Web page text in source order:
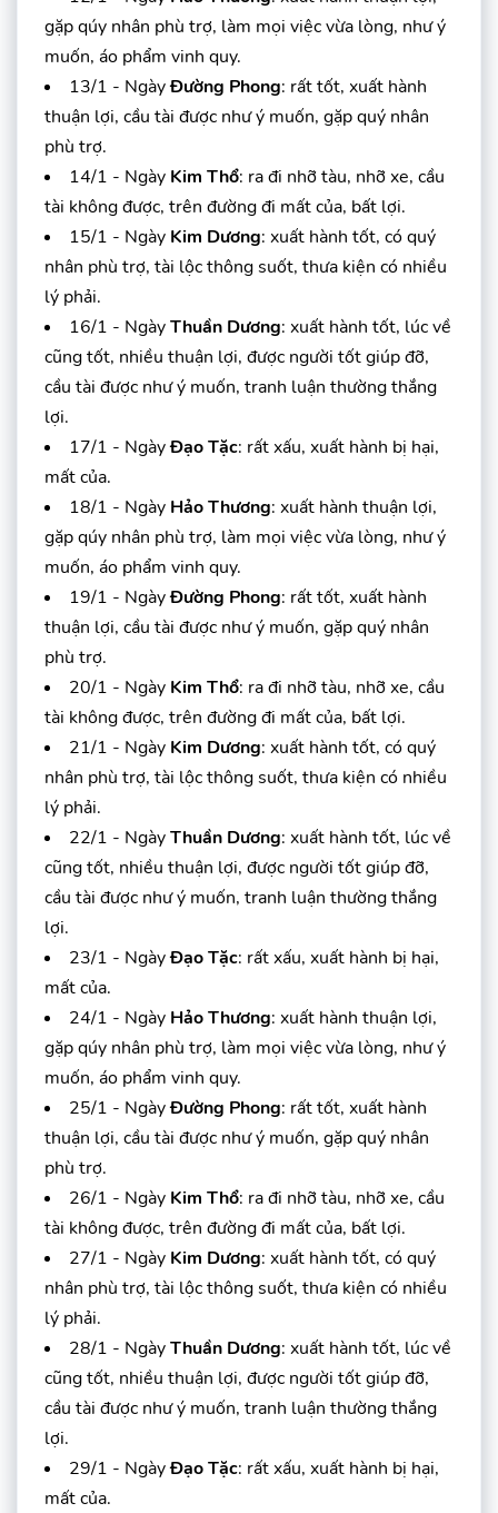
gặp qúy nhân phù trợ, làm mọi việc vừa lòng, như ý
muốn, áo phẩm vinh quy.
13/1 - NgàyĐường Phong: rất tốt, xuất hành
thuận lợi, cầu tài được như ý muốn, gặp quý nhân
phù trợ.
14/1 - Ngày Kim Thổ: ra đi nhỡ tàu, nhỡ xe, cầu
tài không được, trên đường đi mất của, bất lợi.
15/1 - Ngày Kim Dương: xuất hành tốt, có quý
nhân phù trợ, tài lộc thông suốt, thưa kiện có nhiều
lý phải.
16/1 - NgàyThuần Dương: xuất hành tốt, lúc về
cũng tốt, nhiều thuận lợi, được người tốt giúp đỡ,
cầu tài được như ý muốn, tranh luận thường thắng
lợi.
17/1 - NgàyĐạo Tặc: rất xấu, xuất hành bị hại,
mất của.
18/1 - Ngày Hảo Thương: xuất hành thuận lợi,
gặp qúy nhân phù trợ, làm mọi việc vừa lòng, như ý
muốn, áo phẩm vinh quy.
19/1 - NgàyĐường Phong: rất tốt, xuất hành
thuận lợi, cầu tài được như ý muốn, gặp quý nhân
phù trợ.
20/1 - Ngày Kim Thổ: ra đi nhỡ tàu, nhỡ xe, cầu
tài không được, trên đường đi mất của, bất lợi.
21/1 - Ngày Kim Dương: xuất hành tốt, có quý
nhân phù trợ, tài lộc thông suốt, thưa kiện có nhiều
lý phải.
22/1 - NgàyThuần Dương: xuất hành tốt, lúc về
cũng tốt, nhiều thuận lợi, được người tốt giúp đỡ,
cầu tài được như ý muốn, tranh luận thường thắng
lợi.
23/1 - NgàyĐạo Tặc: rất xấu, xuất hành bị hại,
mất của.
24/1 - Ngày Hảo Thương: xuất hành thuận lợi,
gặp qúy nhân phù trợ, làm mọi việc vừa lòng, như ý
muốn, áo phẩm vinh quy.
25/1 - NgàyĐường Phong: rất tốt, xuất hành
thuận lợi, cầu tài được như ý muốn, gặp quý nhân
phù trợ.
26/1 - Ngày Kim Thổ: ra đi nhỡ tàu, nhỡ xe, cầu
tài không được, trên đường đi mất của, bất lợi.
27/1 - Ngày Kim Dương: xuất hành tốt, có quý
nhân phù trợ, tài lộc thông suốt, thưa kiện có nhiều
lý phải.
28/1 - NgàyThuần Dương: xuất hành tốt, lúc về
cũng tốt, nhiều thuận lợi, được người tốt giúp đỡ,
cầu tài được như ý muốn, tranh luận thường thắng
lợi.
29/1 - NgàyĐạo Tặc: rất xấu, xuất hành bị hại,
mất của.